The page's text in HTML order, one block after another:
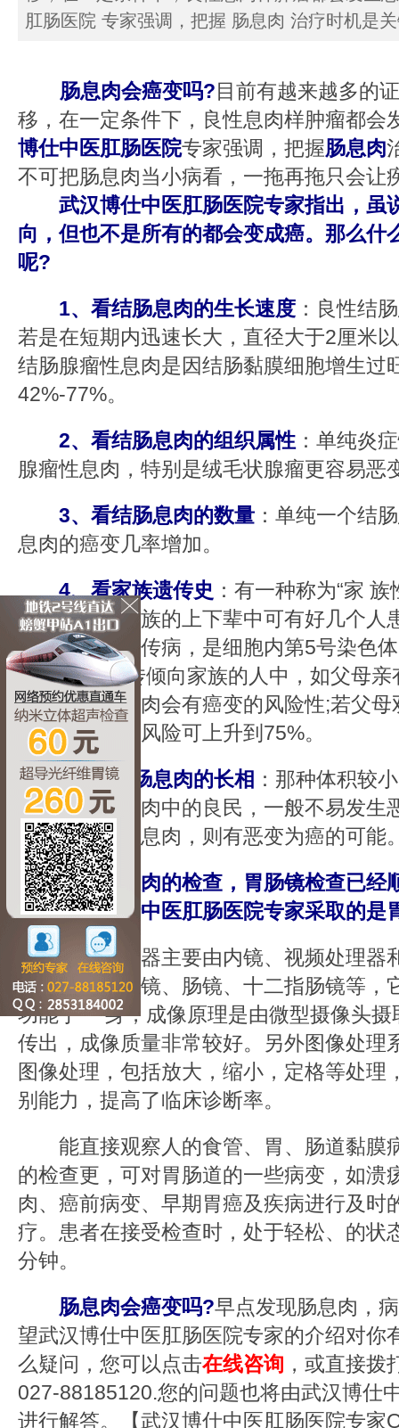
肛肠医院 专家强调，把握 肠息肉 治疗时机是
肠息肉会癌变吗?目前有越来越多的
移，在一定条件下，良性息肉样肿瘤都会
博仕中医肛肠医院专家强调，把握肠息肉
不可把肠息肉当小病看，一拖再拖只会让
武汉博仕中医肛肠医院专家指出，虽
向，但也不是所有的都会变成癌。那么什
呢?
1、看结肠息肉的生长速度 ：良性结
若是在短期内迅速长大，直径大于2厘米
结肠腺瘤性息肉是因结肠黏膜细胞增生过
42%-77%。
2、看结肠息肉的组织属性 ：单纯炎
腺瘤性息肉，特别是绒毛状腺瘤更容易恶
3、看结肠息肉的数量 ：单纯一个结
息肉的癌变几率增加。
4、看家族遗传史 ：有一种称为“家
是指在同一家族的上下辈中可有好几个人
染色体显性遗传病，是细胞内第5号染色
有这种 有遗传倾向家族的人中，如父母
代中50%的息肉会有癌变的风险性;若父
患的息肉癌变风险可上升到75%。
5、看结肠息肉的长相 ：那种体积较
肉，多数是息肉中的良民，一般不易发生
基广蒂的结肠息肉，则有恶变为癌的可能
对于肠息肉的检查，胃肠镜检查已经
生。武汉博仕中医肛肠医院专家采取的是
胃肠镜仪器主要由内镜、视频处理器
成。包括有胃镜、肠镜、十二指肠镜等，
功能于一 身，成像原理是由微型摄像头
传出，成像质量非常较好。另外图像处理
图像处理，包括放大，缩小，定格等处理
别能力，提高了临床诊断率。
能直接观察人的食管、胃、肠道黏膜
的检查更，可对胃肠道的一些病变，如溃
肉、癌前病变、早期胃癌及疾病进行及时
疗。患者在接受检查时，处于轻松、的状
分钟。
肠息肉会癌变吗?早点发现肠息肉，
望武汉博仕中医肛肠医院专家的介绍对你
么疑问，您可以点击在线咨询 ，或直接拨
027-88185120.您的问题也将由武汉博仕
进行解答。【武汉博仕中医肛肠医院专家